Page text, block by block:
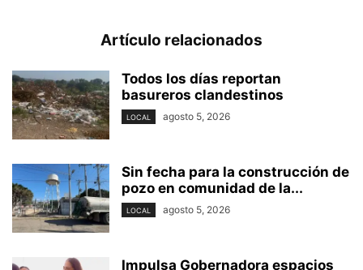
Artículo relacionados
Todos los días reportan
basureros clandestinos
LOCAL agosto 5, 2026
Sin fecha para la construcción de
pozo en comunidad de la...
LOCAL agosto 5, 2026
Impulsa Gobernadora espacios